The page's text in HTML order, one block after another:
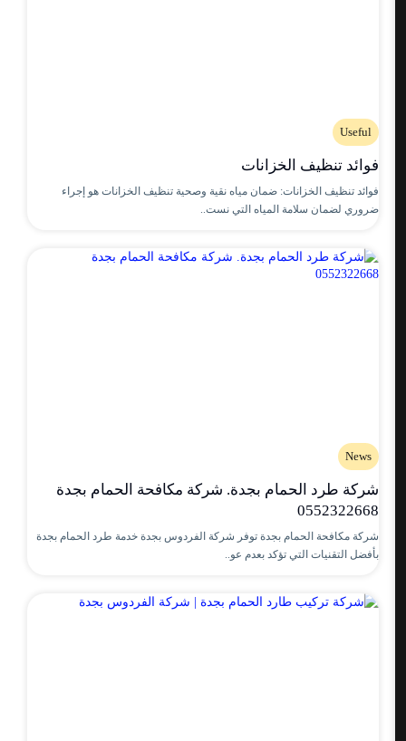
Useful
فوائد تنظيف الخزانات
فوائد تنظيف الخزانات: ضمان مياه نقية وصحية تنظيف الخزانات هو إجراء
ضروري لضمان سلامة المياه التي نست..
News
شركة طرد الحمام بجدة. شركة مكافحة الحمام بجدة
0552322668
شركة مكافحة الحمام بجدة توفر شركة الفردوس بجدة خدمة طرد الحمام بجدة
بأفضل التقنيات التي تؤكد بعدم عو..